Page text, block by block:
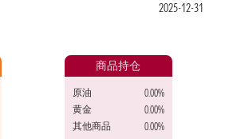
2025-12-31
商品持仓
原油
0.00%
黄金
0.00%
其他商品
0.00%